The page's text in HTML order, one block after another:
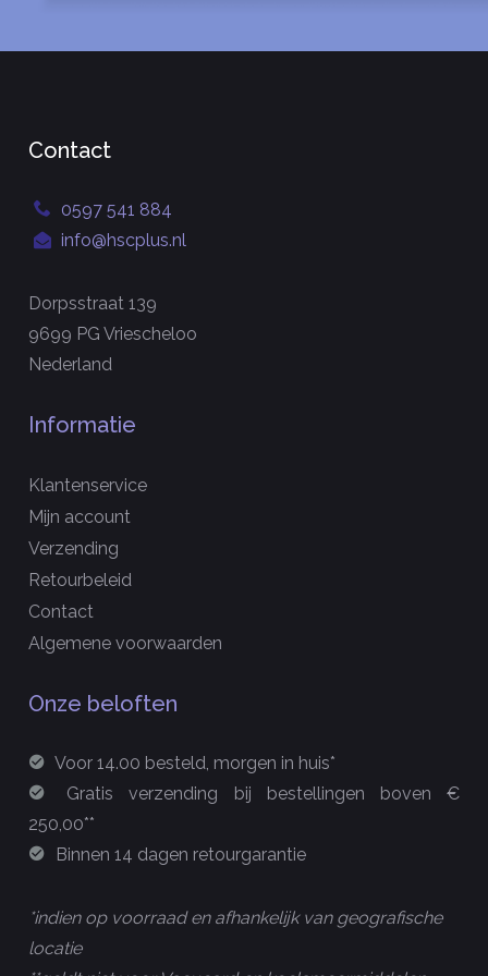
Contact
0597 541 884
info@hscplus.nl
Dorpsstraat 139
9699 PG Vriescheloo
Nederland
Informatie
Klantenservice
Mijn account
Verzending
Retourbeleid
Contact
Algemene voorwaarden
Onze beloften
Voor 14.00 besteld, morgen in huis*
Gratis verzending bij bestellingen boven €
250,00**
Binnen 14 dagen retourgarantie
*indien op voorraad en afhankelijk van geografische
locatie